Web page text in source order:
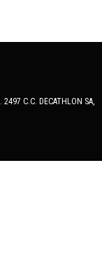
C.C. DECATHLON SA,